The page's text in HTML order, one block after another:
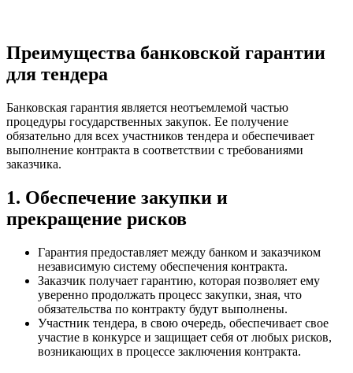
Преимущества банковской гарантии
для тендера
Банковская гарантия является неотъемлемой частью
процедуры государственных закупок. Ее получение
обязательно для всех участников тендера и обеспечивает
выполнение контракта в соответствии с требованиями
заказчика.
1. Обеспечение закупки и
прекращение рисков
Гарантия предоставляет между банком и заказчиком
независимую систему обеспечения контракта.
Заказчик получает гарантию, которая позволяет ему
уверенно продолжать процесс закупки, зная, что
обязательства по контракту будут выполнены.
Участник тендера, в свою очередь, обеспечивает свое
участие в конкурсе и защищает себя от любых рисков,
возникающих в процессе заключения контракта.